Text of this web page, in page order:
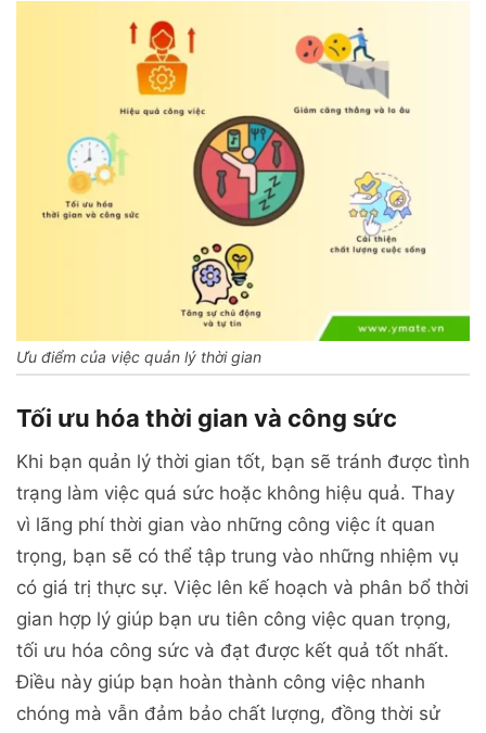
Ưu điểm của việc quản lý thời gian
Tối ưu hóa thời gian và công sức
Khi bạn quản lý thời gian tốt, bạn sẽ tránh được tình
trạng làm việc quá sức hoặc không hiệu quả. Thay
vì lãng phí thời gian vào những công việc ít quan
trọng, bạn sẽ có thể tập trung vào những nhiệm vụ
có giá trị thực sự. Việc lên kế hoạch và phân bổ thời
gian hợp lý giúp bạn ưu tiên công việc quan trọng,
tối ưu hóa công sức và đạt được kết quả tốt nhất.
Điều này giúp bạn hoàn thành công việc nhanh
chóng mà vẫn đảm bảo chất lượng, đồng thời sử